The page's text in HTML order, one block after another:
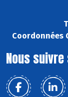
Coordonnées
Nous